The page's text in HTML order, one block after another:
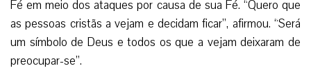
Fé em meio dos ataques por causa de sua Fé. “Quero que
as pessoas cristãs a vejam e decidam ficar”, afirmou. “Será
um símbolo de Deus e todos os que a vejam deixaram de
preocupar-se”.